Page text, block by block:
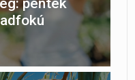
péntek